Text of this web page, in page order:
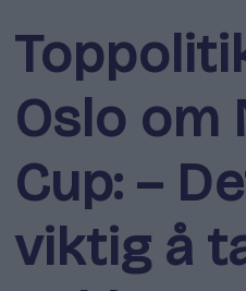
Oslo om
Cup: –
viktig å